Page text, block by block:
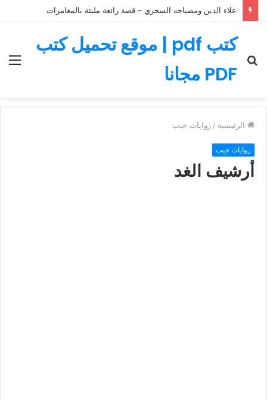
علاء الدين ومصباحه السحري – قصة رائعة مليئة بالمغامرات
كتب pdf | موقع تحميل كتب
PDF مجاناعن
الرئيسية / روايات جيب
روايات جيب
أرشيف الغد